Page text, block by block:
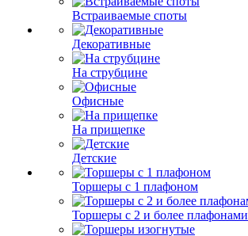
Встраиваемые споты
Декоративные
На струбцине
Офисные
На прищепке
Детские
Торшеры с 1 плафоном
Торшеры с 2 и более плафонами